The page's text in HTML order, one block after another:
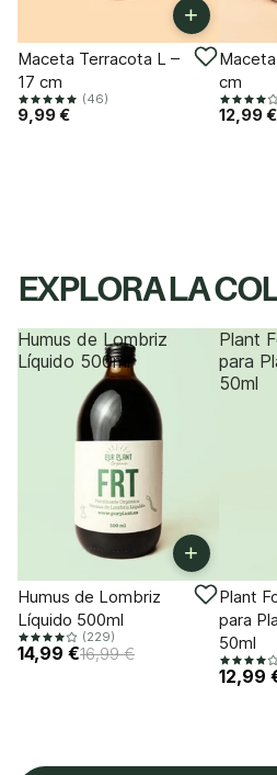
+
Maceta Terracota L –
17 cm
(46)
9,99 €
cm
12,99 €
EXPLORA LA
Humus de Lombriz
Líquido 500ml
-11%
+
Humus de Lombriz
Líquido 500ml
(229)
14,99 €16,99 €
Plant
para
50ml
-18%
Plant
para
50ml
12,99